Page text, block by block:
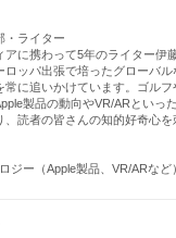
・ライター
アに携わって5年のライター伊
ロッパ出張で培ったグローバ
常に追いかけています。ゴル
製品の動向やVR/ARといっ
、読者の皆さんの知的好奇心
ジー（Apple製品、VR/ARな